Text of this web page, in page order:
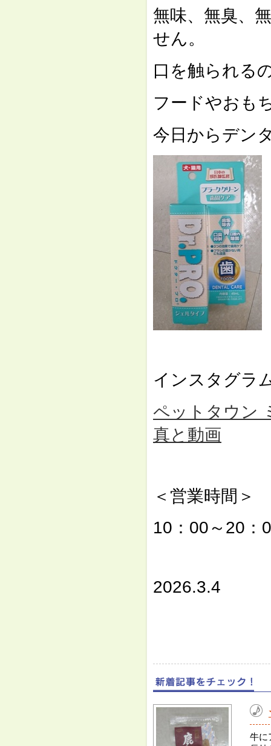
無味、無臭、
せん。
口を触られる
フードやおも
今日からデン
インスタグラ
ペットタウン
真と動画
＜営業時間＞
10：00～20：
2026.3.4
牛に